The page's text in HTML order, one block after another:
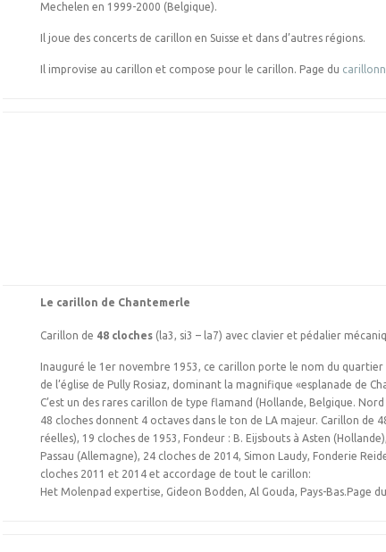
Mechelen en 1999-2000 (Belgique).
Il joue des concerts de carillon en Suisse et dans d’autres régions.
Il improvise au carillon et compose pour le carillon. Page du
Le carillon de Chantemerle
Carillon de 48 cloches (la3, si3 – la7) avec clavier et pédalier
Inauguré le 1er novembre 1953, ce carillon porte le nom du quartier
de l’église de Pully Rosiaz, dominant la magnifique «esplanade de
C’est un des rares carillon de type flamand (Hollande, Belgique. Nord
48 cloches donnent 4 octaves dans le ton de LA majeur. Carillon de
réelles), 19 cloches de 1953, Fondeur : B. Eijsbouts à Asten
Passau (Allemagne), 24 cloches de 2014, Simon Laudy, Fonderie
cloches 2011 et 2014 et accordage de tout le carillon:
Het Molenpad expertise, Gideon Bodden, Al Gouda, Pays-Bas.Page du